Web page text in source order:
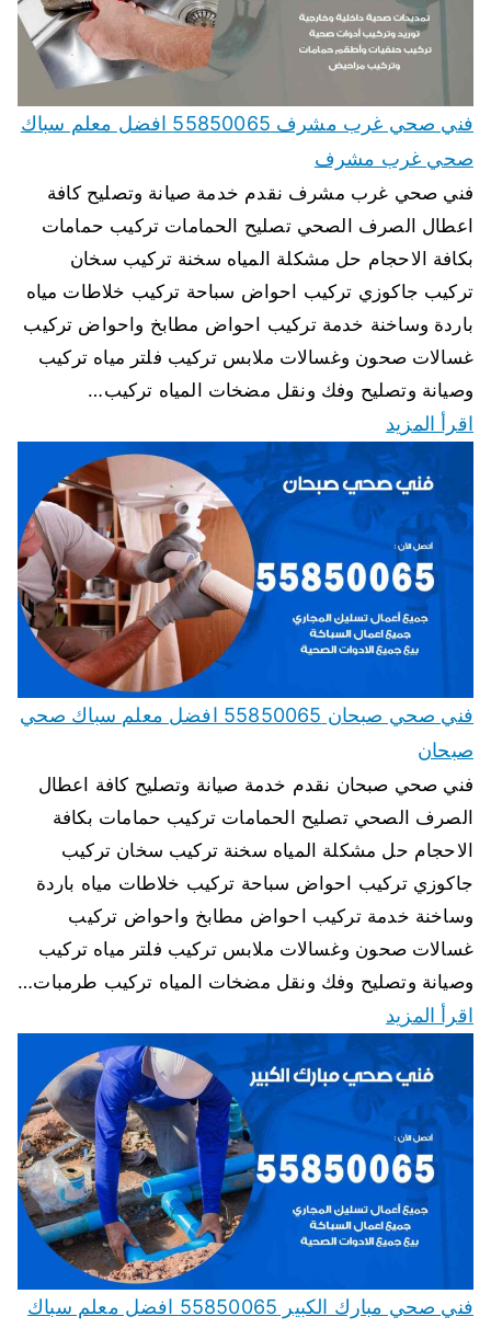
فني صحي غرب مشرف 55850065 افضل معلم سباك
صحي غرب مشرف
فني صحي غرب مشرف نقدم خدمة صيانة وتصليح كافة
اعطال الصرف الصحي تصليح الحمامات تركيب حمامات
بكافة الاحجام حل مشكلة المياه سخنة تركيب سخان
تركيب جاكوزي تركيب احواض سباحة تركيب خلاطات مياه
باردة وساخنة خدمة تركيب احواض مطابخ واحواض تركيب
غسالات صحون وغسالات ملابس تركيب فلتر مياه تركيب
وصيانة وتصليح وفك ونقل مضخات المياه تركيب…
اقرأ المزيد
فني صحي صبحان 55850065 افضل معلم سباك صحي
صبحان
فني صحي صبحان نقدم خدمة صيانة وتصليح كافة اعطال
الصرف الصحي تصليح الحمامات تركيب حمامات بكافة
الاحجام حل مشكلة المياه سخنة تركيب سخان تركيب
جاكوزي تركيب احواض سباحة تركيب خلاطات مياه باردة
وساخنة خدمة تركيب احواض مطابخ واحواض تركيب
غسالات صحون وغسالات ملابس تركيب فلتر مياه تركيب
وصيانة وتصليح وفك ونقل مضخات المياه تركيب طرمبات…
اقرأ المزيد
فني صحي مبارك الكبير 55850065 افضل معلم سباك